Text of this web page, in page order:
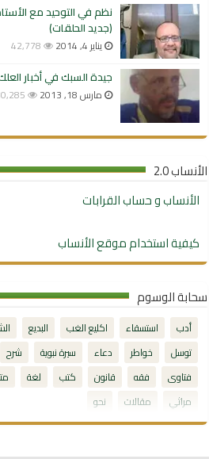
نظم في التوحيد مع
(جديد الحلقات)
يناير 4, 2014 42,778
جيدة السبك في أخبار
مارس 18, 2013
الأنساب 2.0
الأنساب و حساب القرابات
كيفية استخدام موقع الأنساب
سحابة الوسوم
أدب استسقاء اكليع الغب البديع
توسل
خواطر دعاء سيرة نبوية شرح
فتاوى
فقه قانون كتب لغة
مراثي
مقالات نحو